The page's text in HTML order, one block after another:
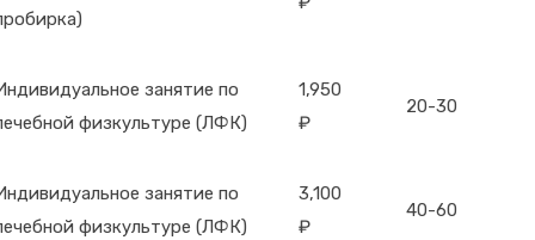
занятие по
физкультуре (ЛФК)
1,950
₽
20-30
занятие по
физкультуре (ЛФК)
3,100
₽
40-60